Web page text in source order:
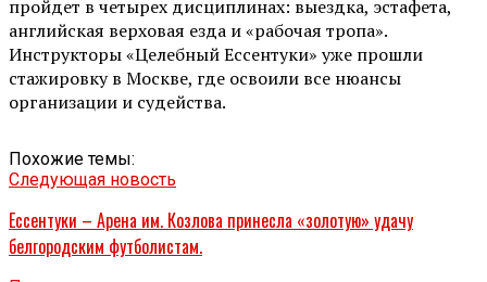
пройдет в четырех дисциплинах: выездка, эстафета,
английская верховая езда и «рабочая тропа».
Инструкторы «Целебный Ессентуки» уже прошли
стажировку в Москве, где освоили все нюансы
организации и судейства.
Похожие темы:
Следующая новость
Ессентуки – Арена им. Козлова принесла «золотую» удачу
белгородским футболистам.